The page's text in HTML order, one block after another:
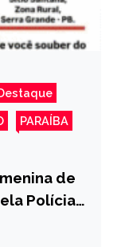
PARAÍBA
de
Polícia